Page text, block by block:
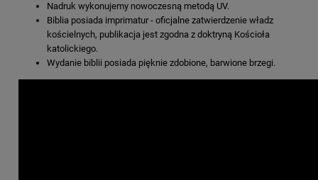
Nadruk wykonujemy nowoczesną metodą UV.
Biblia posiada imprimatur - oficjalne zatwierdzenie władz
kościelnych, publikacja jest zgodna z doktryną Kościoła
katolickiego.
Wydanie biblii posiada pięknie zdobione, barwione brzegi.